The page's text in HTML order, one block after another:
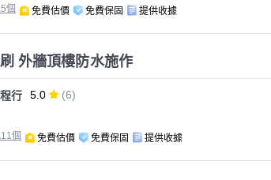
個 免費估價 免費保固 提供收據
外牆頂樓防水施作
行 5.0 (6)
個 免費估價 免費保固 提供收據